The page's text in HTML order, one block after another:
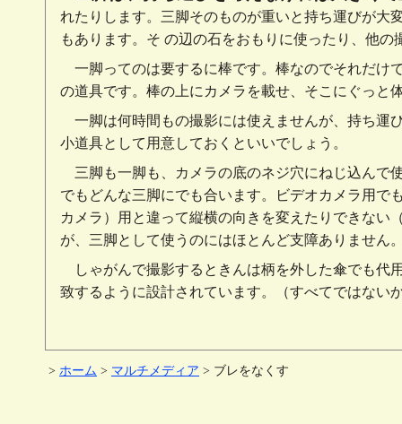
れたりします。三脚そのものが重いと持ち運びが大
もあります。そ の辺の石をおもりに使ったり、他
一脚ってのは要するに棒です。棒なのでそれだけ
の道具です。棒の上にカメラを載せ、そこにぐっと
一脚は何時間もの撮影には使えませんが、持ち運
小道具として用意しておくといいでしょう。
三脚も一脚も、カメラの底のネジ穴にねじ込んで
でもどんな三脚にでも合います。ビデオカメラ用で
カメラ）用と違って縦横の向きを変えたりできない
が、三脚として使うのにはほとんど支障ありません
しゃがんで撮影するときんは柄を外した傘でも代
致するように設計されています。（すべてではない
> ホーム > マルチメディア > ブレをなくす